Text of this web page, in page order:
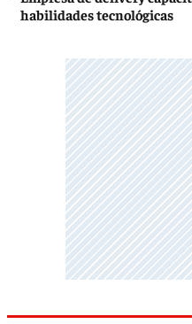
habilidades tecnológicas